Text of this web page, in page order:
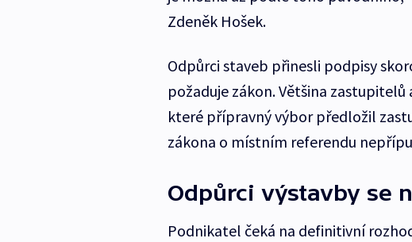
Zdeněk Hošek.
Odpůrci staveb přinesli podpisy
požaduje zákon. Většina
které přípravný výbor předložil
zákona o místním referendu
Odpůrci výstavby se
Podnikatel čeká na definitivní